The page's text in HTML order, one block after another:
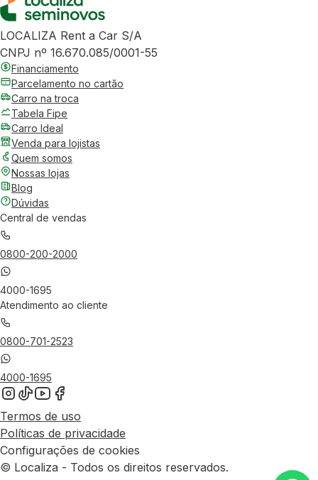
LOCALIZA Rent a Car S/A
CNPJ nº 16.670.085/0001-55
Financiamento
Parcelamento no cartão
Carro na troca
Tabela Fipe
Carro Ideal
Venda para lojistas
Quem somos
Nossas lojas
Blog
Dúvidas
Central de vendas
0800-200-2000
4000-1695
Atendimento ao cliente
0800-701-2523
4000-1695
Termos de uso
Políticas de privacidade
Configurações de cookies
© Localiza - Todos os direitos reservados.